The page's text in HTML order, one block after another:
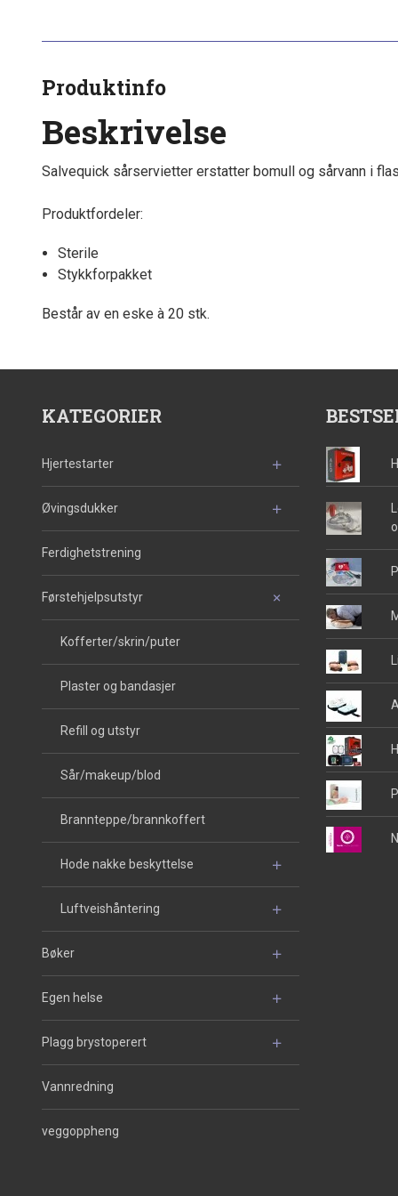
Produktinfo
Beskrivelse
Salvequick sårservietter erstatter bomull og sårvann i
Produktfordeler:
Sterile
Stykkforpakket
Består av en eske à 20 stk.
KATEGORIER
Hjertestarter
Øvingsdukker
Ferdighetstrening
Førstehjelpsutstyr
Kofferter/skrin/puter
Plaster og bandasjer
Refill og utstyr
Sår/makeup/blod
Brannteppe/brannkoffert
Hode nakke beskyttelse
Luftveishåntering
Bøker
Egen helse
Plagg brystoperert
Vannredning
veggoppheng